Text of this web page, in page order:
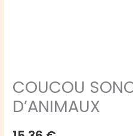
COUCOU
D’ANIMAUX